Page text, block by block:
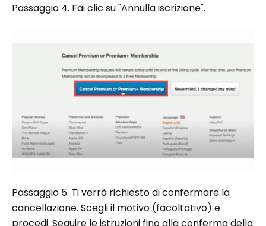
Passaggio 4. Fai clic su "Annulla iscrizione".
Passaggio 5. Ti verrà richiesto di confermare la
cancellazione. Scegli il motivo (facoltativo) e
procedi. Seguire le istruzioni fino alla conferma della